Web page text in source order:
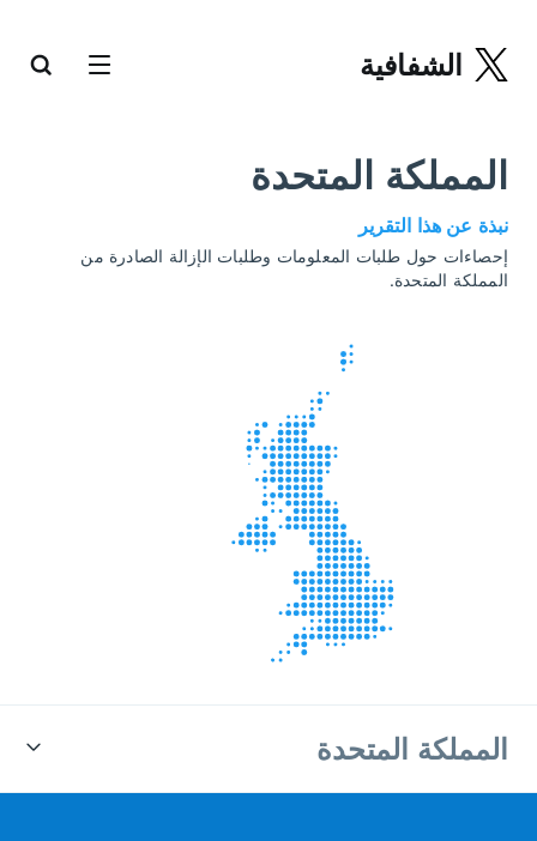
الشفافية
المملكة المتحدة
نبذة عن هذا التقرير
إحصاءات حول طلبات المعلومات وطلبات الإزالة الصادرة من
المملكة المتحدة.
المملكة المتحدة